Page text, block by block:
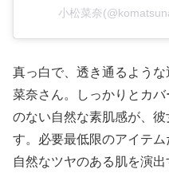
小松菜奈
真っ白で、透き通るよう
菜奈さん。しっかりとカ
のない自然な素肌感が、
す。必要最低限のアイテム
自然なツヤのある肌を演出